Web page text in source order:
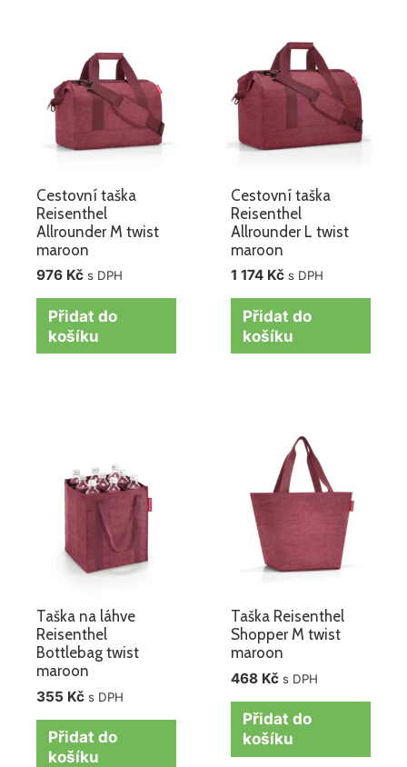
Cestovní taška
Reisenthel
Allrounder M twist
maroon
976 Kč s DPH
Přidat do
košíku
Cestovní taška
Reisenthel
Allrounder L twist
maroon
1 174 Kč s DPH
Přidat do
košíku
Taška na láhve
Reisenthel
Bottlebag twist
maroon
355 Kč s DPH
Přidat do
košíku
Taška Reisenthel
Shopper M twist
maroon
468 Kč s DPH
Přidat do
košíku